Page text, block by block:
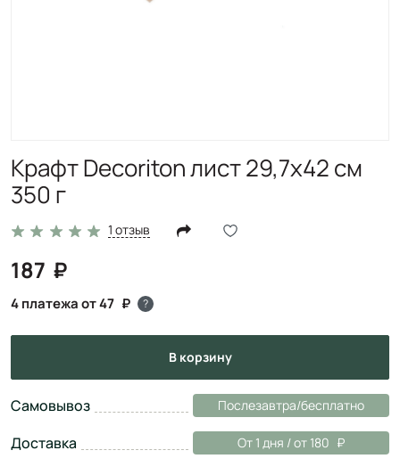
Крафт Decoriton лист 29,7х42 см
350 г
1 отзыв
187
4 платежа от 47 ?
в корзину
Самовывоз Послезавтра/бесплатно
Доставка От 1 дня / от 180